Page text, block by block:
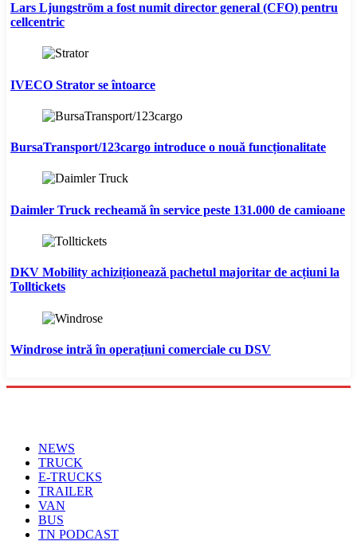
Lars Ljungström a fost numit director general (CFO) pentru
cellcentric
IVECO Strator se întoarce
BursaTransport/123cargo introduce o nouă funcționalitate
Daimler Truck recheamă în service peste 131.000 de camioane
DKV Mobility achiziționează pachetul majoritar de acțiuni la
Tolltickets
Windrose intră în operațiuni comerciale cu DSV
NEWS
TRUCK
E-TRUCKS
TRAILER
VAN
BUS
TN PODCAST